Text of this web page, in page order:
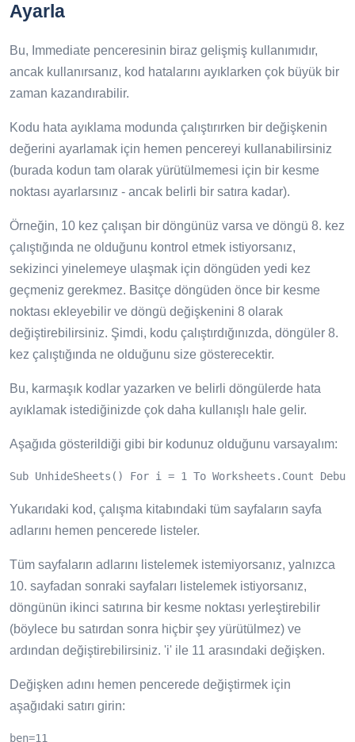
Ayarla
Bu, Immediate penceresinin biraz gelişmiş kullanımıdır,
ancak kullanırsanız, kod hatalarını ayıklarken çok büyük bir
zaman kazandırabilir.
Kodu hata ayıklama modunda çalıştırırken bir değişkenin
değerini ayarlamak için hemen pencereyi kullanabilirsiniz
(burada kodun tam olarak yürütülmemesi için bir kesme
noktası ayarlarsınız - ancak belirli bir satıra kadar).
Örneğin, 10 kez çalışan bir döngünüz varsa ve döngü 8. kez
çalıştığında ne olduğunu kontrol etmek istiyorsanız,
sekizinci yinelemeye ulaşmak için döngüden yedi kez
geçmeniz gerekmez. Basitçe döngüden önce bir kesme
noktası ekleyebilir ve döngü değişkenini 8 olarak
değiştirebilirsiniz. Şimdi, kodu çalıştırdığınızda, döngüler 8.
kez çalıştığında ne olduğunu size gösterecektir.
Bu, karmaşık kodlar yazarken ve belirli döngülerde hata
ayıklamak istediğinizde çok daha kullanışlı hale gelir.
Aşağıda gösterildiği gibi bir kodunuz olduğunu varsayalım:
Sub UnhideSheets() For i = 1 To Worksheets.Count
Yukarıdaki kod, çalışma kitabındaki tüm sayfaların sayfa
adlarını hemen pencerede listeler.
Tüm sayfaların adlarını listelemek istemiyorsanız, yalnızca
10. sayfadan sonraki sayfaları listelemek istiyorsanız,
döngünün ikinci satırına bir kesme noktası yerleştirebilir
(böylece bu satırdan sonra hiçbir şey yürütülmez) ve
ardından değiştirebilirsiniz. 'i' ile 11 arasındaki değişken.
Değişken adını hemen pencerede değiştirmek için
aşağıdaki satırı girin:
ben=11